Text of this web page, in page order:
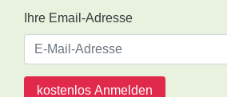
Ihre Email-Adresse
kostenlos Anmelden